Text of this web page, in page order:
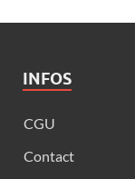
INFOS
CGU
Contact